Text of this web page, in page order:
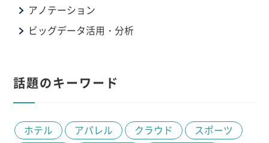
アノテーション
ビッグデータ活用・分析
話題のキーワード
ホテル アパレル クラウド
スポーツ